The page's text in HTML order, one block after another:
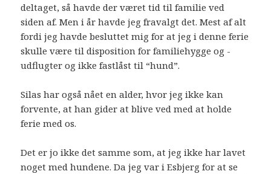
deltaget, så havde der været tid til familie ved
siden af. Men i år havde jeg fravalgt det. Mest af alt
fordi jeg havde besluttet mig for at jeg i denne ferie
skulle være til disposition for familiehygge og -
udflugter og ikke fastlåst til “hund”.
Silas har også nået en alder, hvor jeg ikke kan
forvente, at han gider at blive ved med at holde
ferie med os.
Det er jo ikke det samme som, at jeg ikke har lavet
noget med hundene. Da jeg var i Esbjerg for at se